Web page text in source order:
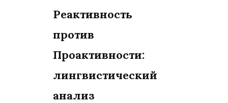
Реактивность
против
Проактивности:
лингвистический
анализ